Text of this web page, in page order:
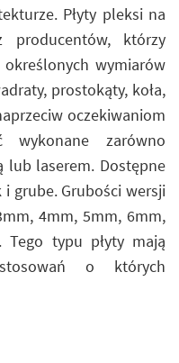
Płyty pleksi na
producentów, którzy
określonych wymiarów
prostokąty, koła,
oczekiwaniom
zarówno
lub laserem. Dostępne
grube. Grubości wersji
4mm, 5mm, 6mm,
typu płyty mają
o których